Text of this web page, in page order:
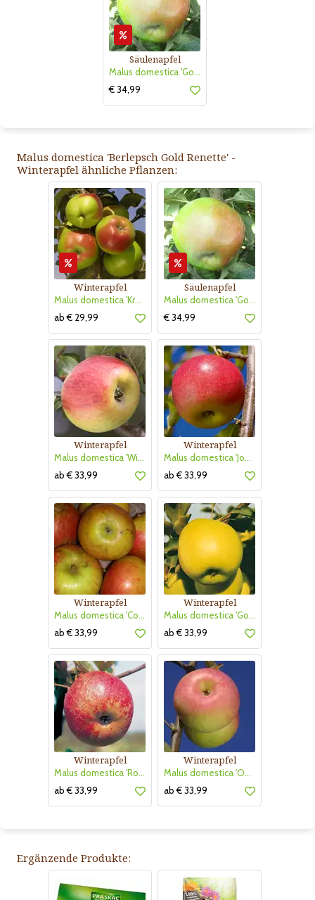
Säulenapfel
Malus domestica 'Golden Gate'
€ 34,99
Malus domestica 'Berlepsch Gold Renette' -
Winterapfel ähnliche Pflanzen:
Winterapfel
Malus domestica 'Kronprinz Rudolf'
ab € 29,99
Säulenapfel
Malus domestica 'Golden Gate'
€ 34,99
Winterapfel
Malus domestica 'Winter Goldparmäne'
ab € 33,99
Winterapfel
Malus domestica 'Jonagold'
ab € 33,99
Winterapfel
Malus domestica 'Cox Orangen Renette'
ab € 33,99
Winterapfel
Malus domestica 'Golden Delicious'
ab € 33,99
Winterapfel
Malus domestica 'Roter Boskoop'
ab € 33,99
Winterapfel
Malus domestica 'Ontario'
ab € 33,99
Ergänzende Produkte: